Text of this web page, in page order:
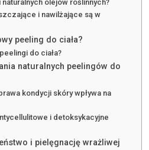
olejów roślinnych?
i nawilżające są w
peeling do ciała?
do ciała?
naturalnych peelingów do
kondycji skóry wpływa na
i detoksykacyjne
i pielęgnację wrażliwej